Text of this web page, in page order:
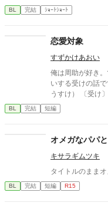
BL 完結 ｼｮｰﾄｼｮｰﾄ
恋愛対象
すずかけあおい
俺は周助が好き。で
いする受けの話です。ハ
うすけ） 〔受け
BL 完結 短編
オメガなパパ
キサラギムツキ
タイトルのまま
BL 完結 短編 R15